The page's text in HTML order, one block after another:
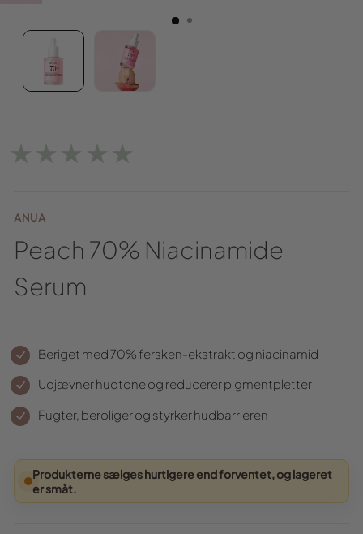
★★★★★
ANUA
Peach 70% Niacinamide
Serum
Beriget med 70% fersken-ekstrakt og niacinamid
Udjævner hudtone og reducerer pigmentpletter
Fugter, beroliger og styrker hudbarrieren
Produkterne sælges hurtigere end forventet, og lageret
er småt.